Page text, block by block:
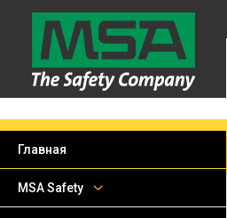
Главная
MSA Safety